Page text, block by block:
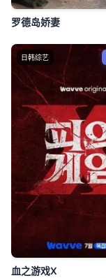
罗德岛娇妻
日韩综艺
血之游戏X